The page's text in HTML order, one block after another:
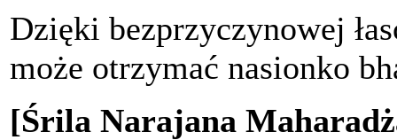
Dzięki bezprzyczynowej
może otrzymać nasionko
[Śrila Narajana